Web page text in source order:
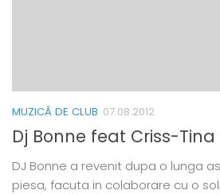
MUZICĂ DE CLUB 07.08.2012
Dj Bonne feat Criss-
DJ Bonne a revenit dupa o lunga
piesa, facuta in colaborare cu o